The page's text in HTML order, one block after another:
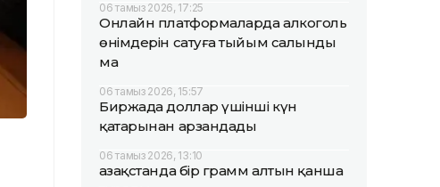
06 тамыз 2026, 17:25
Онлайн платформаларда алкоголь
өнімдерін сатуға тыйым салынды
ма
06 тамыз 2026, 15:57
Биржада доллар үшінші күн
қатарынан арзандады
06 тамыз 2026, 13:10
Қазақстанда бір грамм алтын қанша